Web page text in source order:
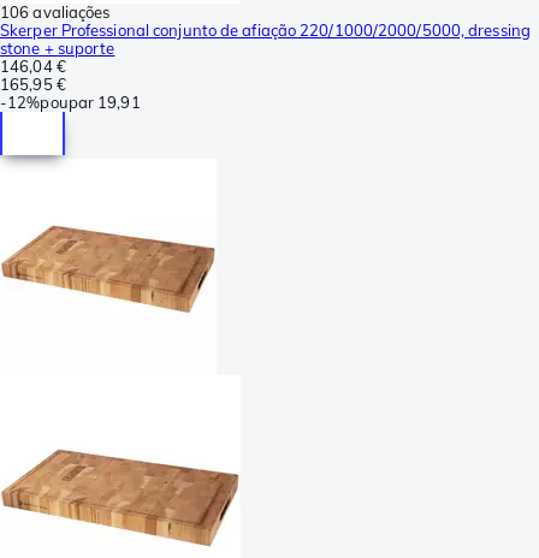
106 avaliações
Skerper Professional conjunto de afiação 220/1000/2000/5000, dressing
stone + suporte
146,04 €
165,95 €
-12%poupar 19,91